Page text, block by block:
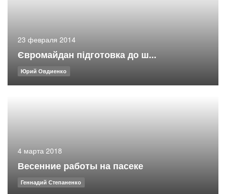
23 февраля 2014
Євромайдан підготовка до ш...
Юрий Овдиенко
4 марта 2018
Весенние работы на пасеке
Геннадий Степаненко